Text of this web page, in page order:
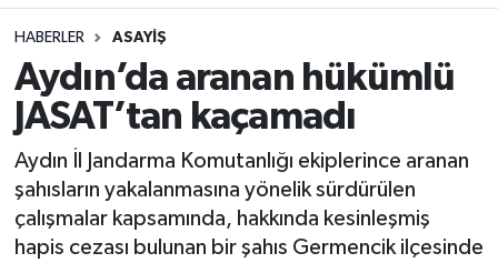
HABERLER ASAYIŞ
Aydın’da aranan hükümlü
JASAT’tan kaçamadı
Aydın İl Jandarma Komutanlığı ekiplerince aranan
şahısların yakalanmasına yönelik sürdürülen
çalışmalar kapsamında, hakkında kesinleşmiş
hapis cezası bulunan bir şahıs Germencik ilçesinde
Gündem
Siyaset
Ekonomi
Yaşam
Aydın Hava Durumu
Aydin Namaz Vakitleri
Aydın Trafik Yoğunluk Haritası
Süper Lig Puan Durumu ve Fikstür
Tüm Manşetler